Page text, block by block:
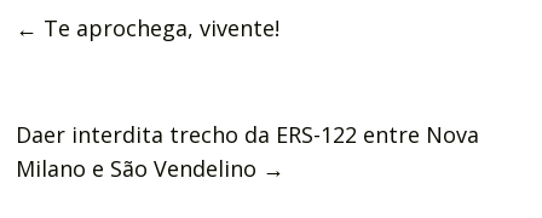
← Te aprochega, vivente!
Daer interdita trecho da ERS-122 entre Nova
Milano e São Vendelino →